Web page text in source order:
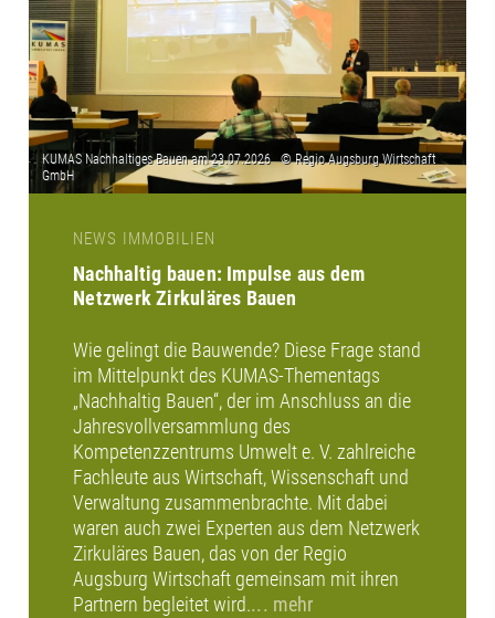
NEWS IMMOBILIEN
Nachhaltig bauen: Impulse aus dem
Netzwerk Zirkuläres Bauen
Wie gelingt die Bauwende? Diese Frage stand
im Mittelpunkt des KUMAS-Thementags
„Nachhaltig Bauen“, der im Anschluss an die
Jahresvollversammlung des
Kompetenzzentrums Umwelt e. V. zahlreiche
Fachleute aus Wirtschaft, Wissenschaft und
Verwaltung zusammenbrachte. Mit dabei
waren auch zwei Experten aus dem Netzwerk
Zirkuläres Bauen, das von der Regio
Augsburg Wirtschaft gemeinsam mit ihren
Partnern begleitet wird.... mehr